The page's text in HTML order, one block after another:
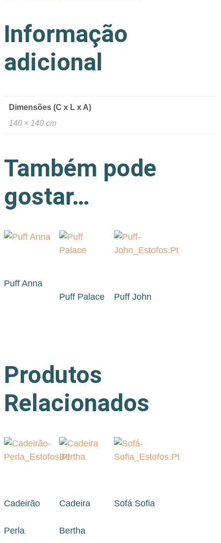
Informação
adicional
Dimensões (C x L x A)
140 × 140 cm
Também pode
gostar…
Puff Anna
Puff Palace
Puff John
Produtos
Relacionados
Cadeirão
Perla
Cadeira
Bertha
Sofá Sofia